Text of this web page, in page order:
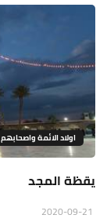
اولاد الائمة واصحابهم
يقظة المجد